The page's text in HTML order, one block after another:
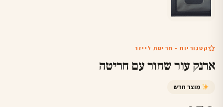
קטגוריות • חריטת לייזר
ארנק עור שחור עם חריטה
מוצר חדש